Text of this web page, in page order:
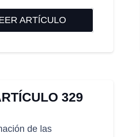
ARTÍCULO
329
de las